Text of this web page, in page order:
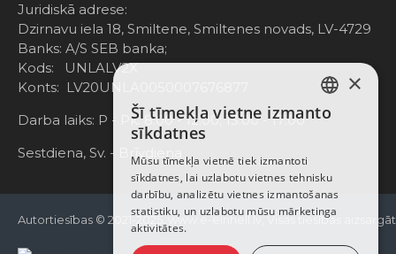
Juridiskā adrese:
Dzirnavu iela 18, Smiltene, Smiltenes novads, LV-4729
Banks: A/S SEB banka;
Kods: UNLALV2X
Konts: LV20UNLA0050007676877
Darba laiks: P - Pk. 8:00 - 12:00; 13:00 - 17:00
Sestdiena, Sv. - Brīvdiena
Autortiesības © 2021-2025, www.e-einhell.lv, Visas tiesības
LATVIAN
ENGLISH
×
Šī tīmekļa vietne izmanto
sīkdatnes
Mūsu tīmekļa vietnē tiek izmantoti
sīkdatnes, lai uzlabotu vietnes tehnisku
darbību, analizētu vietnes izmantošanas
statistiku, un uzlabotu mūsu mārketinga
aktivitātes.